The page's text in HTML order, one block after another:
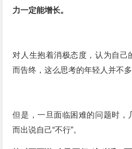
力一定能增长。
对人生抱着消极态度，认为自己
而告终，这么思考的年轻人并不多
但是，一旦面临困难的问题时，
而出说自己“不行”。